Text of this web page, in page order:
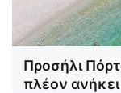
Προσήλι
πλέον